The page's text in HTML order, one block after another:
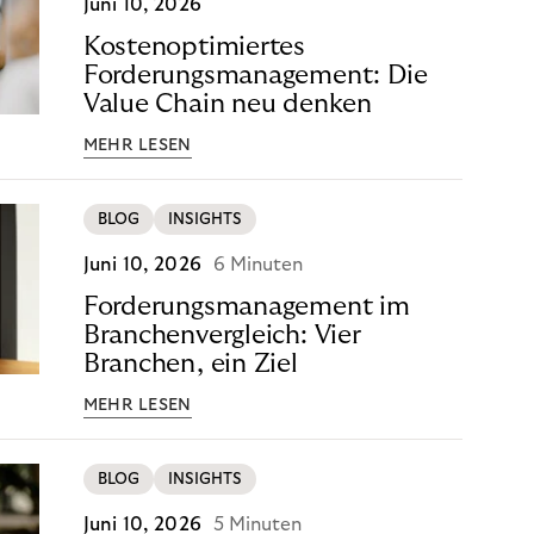
Juni 10, 2026
Kostenoptimiertes
Forderungsmanagement: Die
Value Chain neu denken
MEHR LESEN
BLOG INSIGHTS
Juni 10, 2026 6 Minuten
Forderungsmanagement im
Branchenvergleich: Vier
Branchen, ein Ziel
MEHR LESEN
BLOG INSIGHTS
Juni 10, 2026 5 Minuten